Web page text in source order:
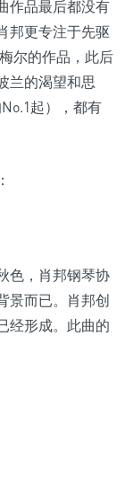
作品最后都没有
邦更专注于先驱
梅尔的作品，此后
兰的渴望和思
起），都有
色，肖邦钢琴协
景而已。肖邦创
经形成。此曲的